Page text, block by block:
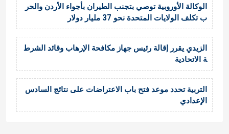
الوكالة الأوروبية توصي بتجنب الطيران بأجواء الأردن والحر
ب تكلف الولايات المتحدة نحو 37 مليار دولار
الزيدي يقرر إقالة رئيس جهاز مكافحة الإرهاب وقائد الشرط
ة الاتحادية
التربية تحدد موعد فتح باب الاعتراضات على نتائج السادس
الإعدادي